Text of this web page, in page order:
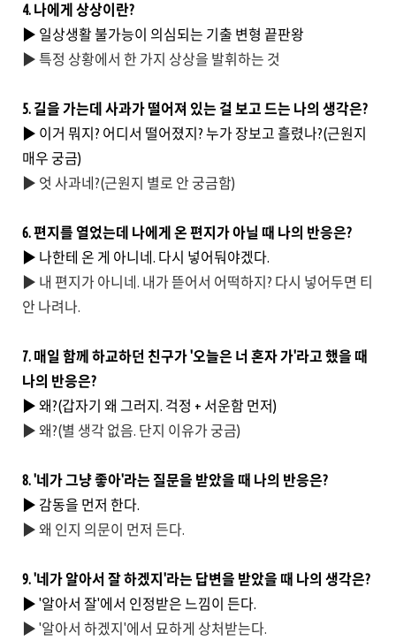
4. 나에게 상상이란?
▶ 일상생활 불가능이 의심되는 기출 변형 끝판왕
▶ 특정 상황에서 한 가지 상상을 발휘하는 것
5. 길을 가는데 사과가 떨어져 있는 걸 보고 드는 나의 생각은?
▶ 이거 뭐지? 어디서 떨어졌지? 누가 장보고 흘렸나?(근원지
매우 궁금)
▶ 엇 사과네?(근원지 별로 안 궁금함)
6. 편지를 열었는데 나에게 온 편지가 아닐 때 나의 반응은?
▶ 나한테 온 게 아니네. 다시 넣어둬야겠다.
▶ 내 편지가 아니네. 내가 뜯어서 어떡하지? 다시 넣어두면 티
안 나려나.
7. 매일 함께 하교하던 친구가 '오늘은 너 혼자 가'라고 했을 때
나의 반응은?
▶ 왜?(갑자기 왜 그러지. 걱정 + 서운함 먼저)
▶ 왜?(별 생각 없음. 단지 이유가 궁금)
8. '네가 그냥 좋아'라는 질문을 받았을 때 나의 반응은?
▶ 감동을 먼저 한다.
▶ 왜 인지 의문이 먼저 든다.
9. '네가 알아서 잘 하겠지'라는 답변을 받았을 때 나의 생각은?
▶ '알아서 잘'에서 인정받은 느낌이 든다.
▶ '알아서 하겠지'에서 묘하게 상처받는다.